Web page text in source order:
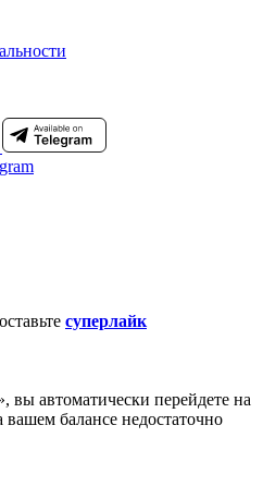
суперлайк
автоматически перейдете на
балансе недостаточно